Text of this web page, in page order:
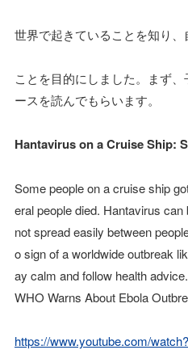
世界で起きていることを知り、
ことを目的にしました。まず
ースを読んでもらいます。
Hantavirus on a Cruise Ship:
Some people on a cruise ship
eral people died. Hantavirus
not spread easily between
o sign of a worldwide outbreak
ay calm and follow health advice.
WHO Warns About Ebola
https://www.youtube.com/